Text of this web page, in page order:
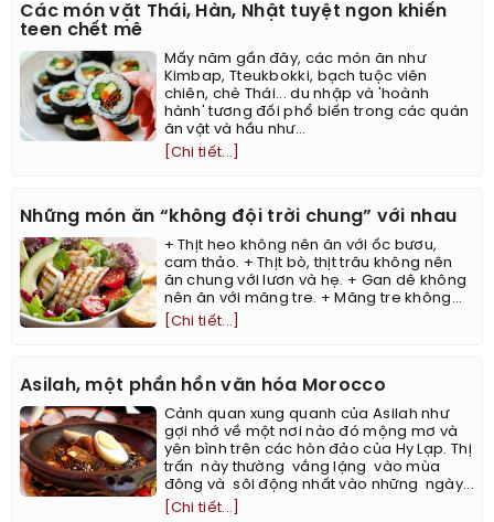
Các món vặt Thái, Hàn, Nhật tuyệt ngon khiến
teen chết mê
Mấy năm gần đây, các món ăn như
Kimbap, Tteukbokki, bạch tuộc viên
chiên, chè Thái... du nhập và 'hoành
hành' tương đối phổ biến trong các quán
ăn vặt và hầu như...
[Chi tiết...]
Những món ăn “không đội trời chung” với nhau
+ Thịt heo không nên ăn với ốc bươu,
cam thảo. + Thịt bò, thịt trâu không nên
ăn chung với lươn và hẹ. + Gan dê không
nên ăn với măng tre. + Măng tre không...
[Chi tiết...]
Asilah, một phần hồn văn hóa Morocco
Cảnh quan xung quanh của Asilah như
gợi nhớ về một nơi nào đó mộng mơ và
yên bình trên các hòn đảo của Hy Lạp. Thị
trấn này thường vắng lặng vào mùa
đông và sôi động nhất vào những ngày...
[Chi tiết...]